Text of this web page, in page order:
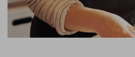
Pályázatok
Sajtószoba